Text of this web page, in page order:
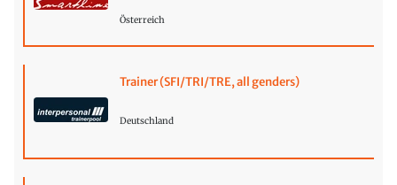
Österreich
Trainer (SFI/TRI/TRE, all genders)
Deutschland